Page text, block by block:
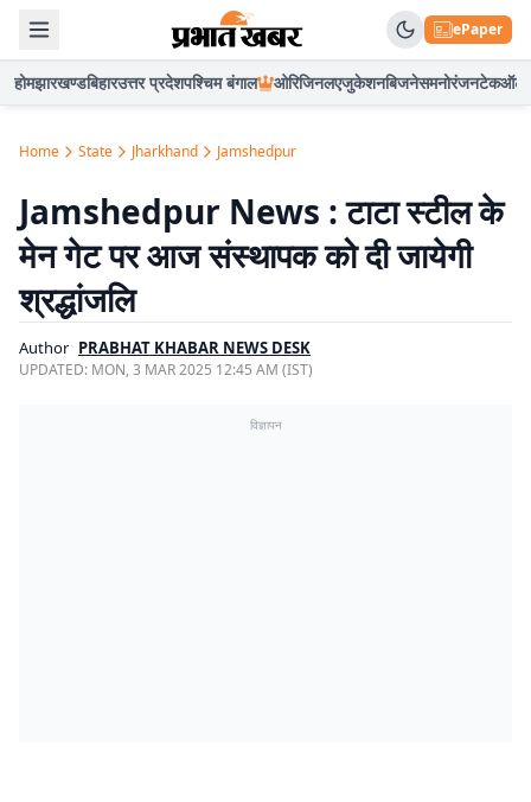
ePaper
होमझारखण्डबिहारउत्तर प्रदेशपश्चिम बंगाल ओरिजिनलएजुकेशनबिजनेसमनोरंजनटेकऑटो
Home State Jharkhand Jamshedpur
Jamshedpur News : टाटा स्टील के
मेन गेट पर आज संस्थापक को दी जायेगी
श्रद्धांजलि
Author PRABHAT KHABAR NEWS DESK
UPDATED: MON, 3 MAR 2025 12:45 AM (IST)
विज्ञापन